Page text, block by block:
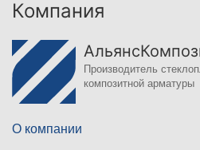
Компания
Производитель
композитной арматуры
О компании